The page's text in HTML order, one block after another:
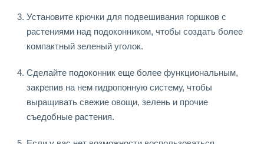
Установите крючки для подвешивания горшков с
растениями над подоконником, чтобы создать более
компактный зеленый уголок.
Сделайте подоконник еще более функциональным,
закрепив на нем гидропонную систему, чтобы
выращивать свежие овощи, зелень и прочие
съедобные растения.